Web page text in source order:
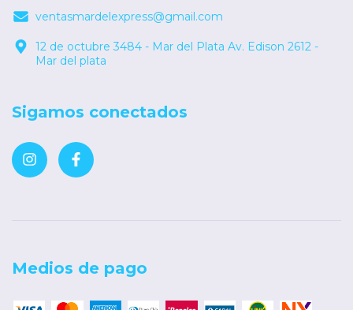
ventasmardelexpress@gmail.com
12 de octubre 3484 - Mar del Plata Av. Edison 2612 -
Mar del plata
Sigamos conectados
Medios de pago